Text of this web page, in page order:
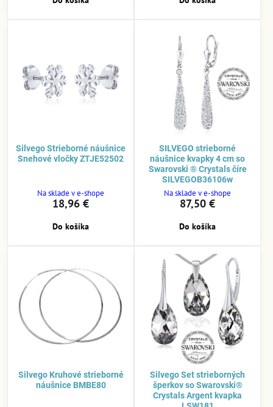
Silvego Strieborné náušnice
Snehové vločky ZTJE52502
Na sklade v e-shope
18,96 €
Do košíka
SILVEGO strieborné
náušnice kvapky 4 cm so
Swarovski ® Crystals číre
SILVEGOB36106w
Na sklade v e-shope
87,50 €
Do košíka
Silvego Kruhové strieborné
náušnice BMBE80
Silvego Set strieborných
šperkov so Swarovski®
Crystals Argent kvapka